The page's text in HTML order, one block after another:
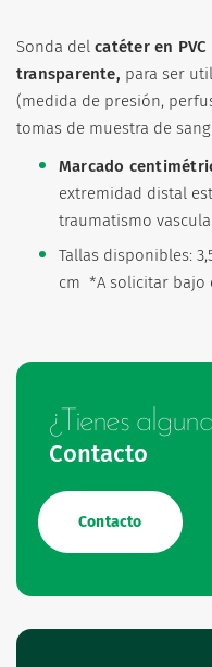
Sonda del catéter en
transparente, para ser
(medida de presión,
tomas de muestra de
Marcado
extremidad distal
traumatismo
Tallas disponibles:
cm *A solicitar bajo
¿Tienes
Contacto
Contacto